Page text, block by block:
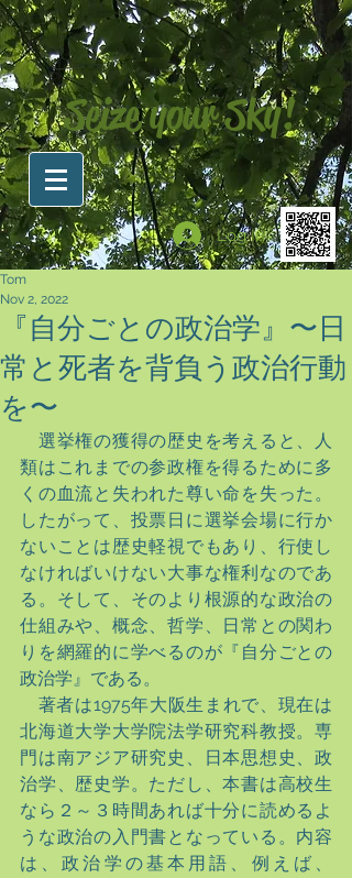
Seize your Sky!
Log In
『自分ごとの政治学』〜日
常と死者を背負う政治行動
を〜
Tom
Nov 2, 2022
選挙権の獲得の歴史を考えると、人
類はこれまでの参政権を得るために多
くの血流と失われた尊い命を失った。
したがって、投票日に選挙会場に行か
ないことは歴史軽視でもあり、行使し
なければいけない大事な権利なのであ
る。そして、そのより根源的な政治の
仕組みや、概念、哲学、日常との関わ
りを網羅的に学べるのが『自分ごとの
政治学』である。
著者は1975年大阪生まれで、現在は
北海道大学大学院法学研究科教授。専
門は南アジア研究史、日本思想史、政
治学、歴史学。ただし、本書は高校生
なら２～３時間あれば十分に読めるよ
うな政治の入門書となっている。内容
は、政治学の基本用語、例えば、